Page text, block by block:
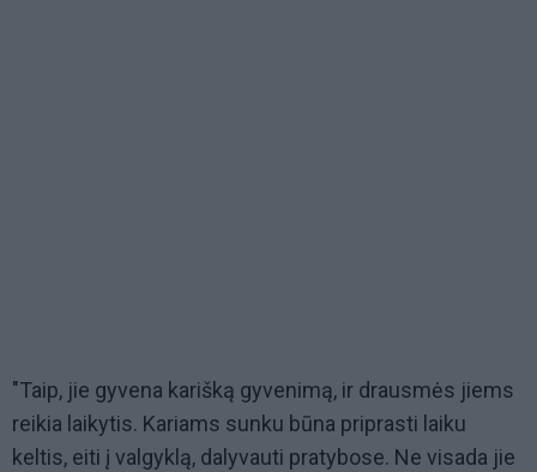
"Taip, jie gyvena karišką gyvenimą, ir drausmės jiems
reikia laikytis. Kariams sunku būna priprasti laiku
keltis, eiti į valgyklą, dalyvauti pratybose. Ne visada jie